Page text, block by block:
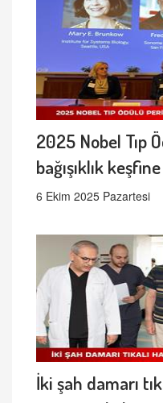
2025 Nobel Tıp
bağışıklık
6 Ekim 2025 Pazartesi
İki şah damarı